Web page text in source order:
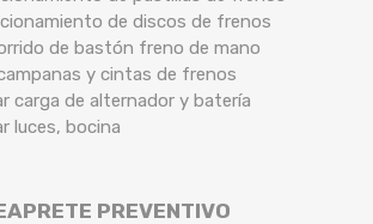
de discos de frenos
de bastón freno de mano
y cintas de frenos
carga de alternador y batería
luces, bocina
PREVENTIVO